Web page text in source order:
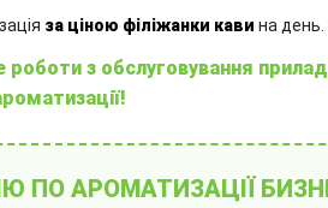
та комплектом
за ціною філіжанки кави на день.
з обслуговування
ПО АРОМАТИЗАЦІЇ